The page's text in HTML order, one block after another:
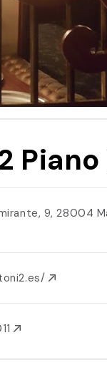
Piano
9, 28004